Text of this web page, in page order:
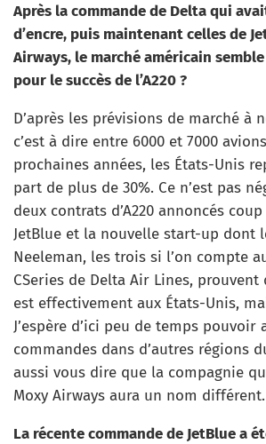
Après la commande de Delta qui
d’encre, puis maintenant celles de
Airways, le marché américain
pour le succès de l’A220 ?
D’après les prévisions de marché à
c’est à dire entre 6000 et 7000
prochaines années, les États-Unis
part de plus de 30%. Ce n’est pas
deux contrats d’A220 annoncés
JetBlue et la nouvelle start-up dont
Neeleman, les trois si l’on compte
CSeries de Delta Air Lines, prouvent
est effectivement aux États-Unis,
J’espère d’ici peu de temps pouvoir
commandes dans d’autres régions
aussi vous dire que la compagnie
Moxy Airways aura un nom différent.
La récente commande de JetBlue a